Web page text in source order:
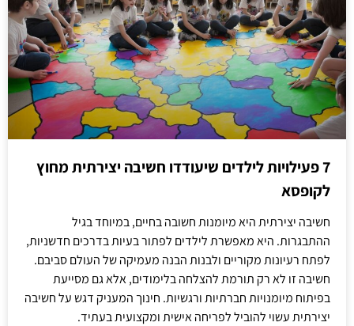
7 פעילויות לילדים שיעודדו חשיבה יצירתית מחוץ
לקופסא
חשיבה יצירתית היא מיומנות חשובה בחיים, במיוחד בגיל
ההתבגרות. היא מאפשרת לילדים לפתור בעיות בדרכים חדשניות,
לפתח רעיונות מקוריים ולבנות הבנה מעמיקה של העולם סביבם.
חשיבה זו לא רק תורמת להצלחה בלימודים, אלא גם מסייעת
בפיתוח מיומנויות חברתיות ורגשיות. חינוך המעניק דגש על חשיבה
יצירתית עשוי להוביל לפריחה אישית ומקצועית בעתיד.